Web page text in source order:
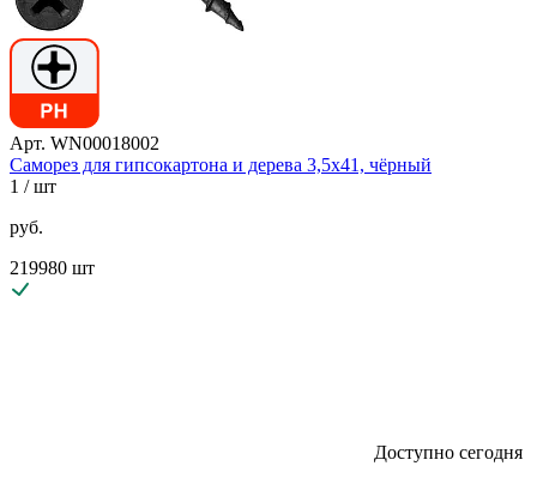
Арт. WN00018002
Саморез для гипсокартона и дерева 3,5х41, чёрный
1 / шт
руб.
219980 шт
Доступно сегодня